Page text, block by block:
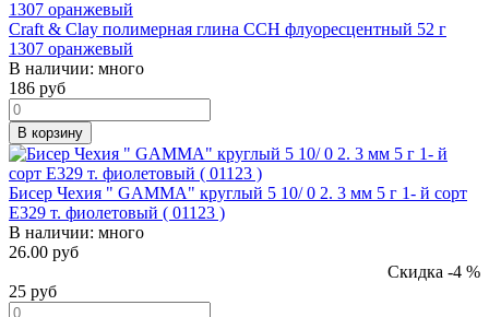
Craft & Clay полимерная глина CCH флуоресцентный 52 г
1307 оранжевый
В наличии: много
186 руб
В корзину
Бисер Чехия " GAMMA" круглый 5 10/ 0 2. 3 мм 5 г 1- й сорт
E329 т. фиолетовый ( 01123 )
В наличии: много
26.00 руб
Скидка -4 %
25 руб